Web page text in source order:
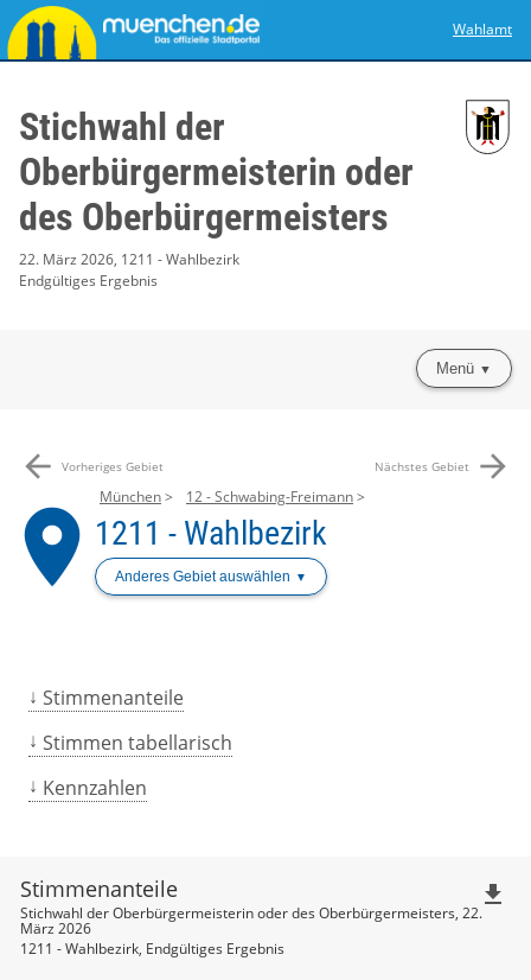
Wahlamt
Stichwahl der
Oberbürgermeisterin oder
des Oberbürgermeisters
22. März 2026, 1211 - Wahlbezirk
Endgültiges Ergebnis
Menü
arrow_back Vorheriges Gebiet Nächstes Gebiet arrow_forward
place
München 12 - Schwabing-Freimann
1211 - Wahlbezirk
Anderes Gebiet auswählen
Stimmenanteile
Stimmen tabellarisch
Kennzahlen
Stimmenanteile
Stichwahl der Oberbürgermeisterin oder des Oberbürgermeisters, 22.
März 2026
1211 - Wahlbezirk, Endgültiges Ergebnis
file_download